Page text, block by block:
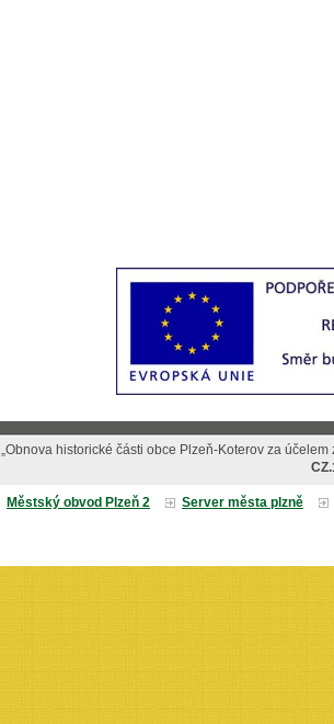
„Obnova historické části obce Plzeň-Koterov za
Městský obvod Plzeň 2 Server města plzně